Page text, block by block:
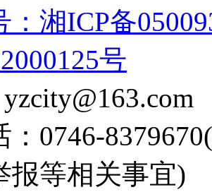
：湘ICP备
号
：0746-
报等相关事宜)